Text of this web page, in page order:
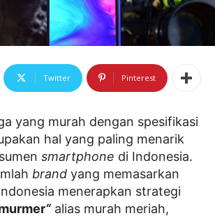
Twitter Pinterest
yang murah dengan spesifikasi
hal yang paling menarik
smartphone di Indonesia.
brand yang memasarkan
menerapkan strategi
“alias murah meriah,